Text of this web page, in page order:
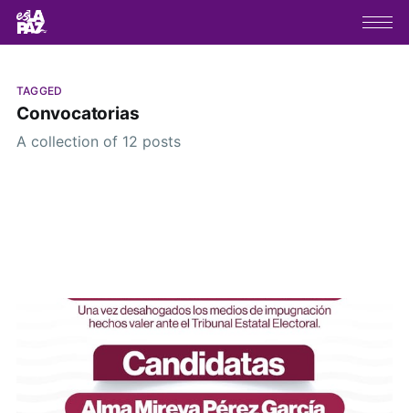
TAGGED
Convocatorias
A collection of 12 posts